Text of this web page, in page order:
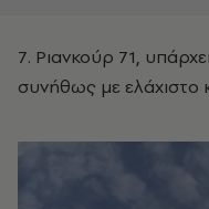
7. Ριανκούρ 71,
συνήθως με ελάχιστο